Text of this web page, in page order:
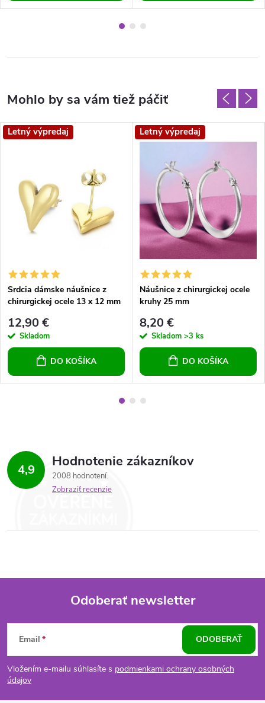
Letný výpredaj
Srdcia dámske náušnice z
chirurgickej ocele 13 x 12 mm
vzor
12,90 €
Skladom
DO KOŠÍKA
Letný výpredaj
Náušnice z chirurgickej ocele
kruhy 25 mm
8,20 €
Skladom >3 ks
DO KOŠÍKA
4,9 Hodnotenie zákazníkov
2008 hodnotení
Zobraziť recenzie
Z
á
p
Odoberať newsletter
Email
Vložením e-mailu súhlasíte s podmienkami ochrany osobných
údajov
ODOBERAŤ